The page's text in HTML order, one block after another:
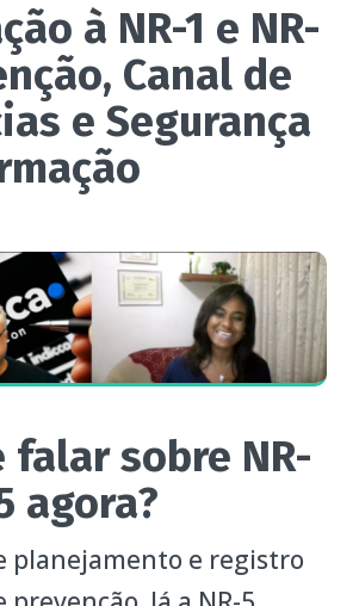
à NR-1 e NR-
Canal de
e Segurança
falar sobre NR-
agora?
planejamento e registro